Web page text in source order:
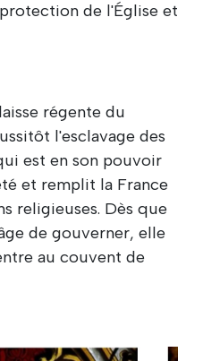
de l'Église et
régente du
l'esclavage des
est en son pouvoir
et remplit la France
religieuses. Dès que
de gouverner, elle
au couvent de